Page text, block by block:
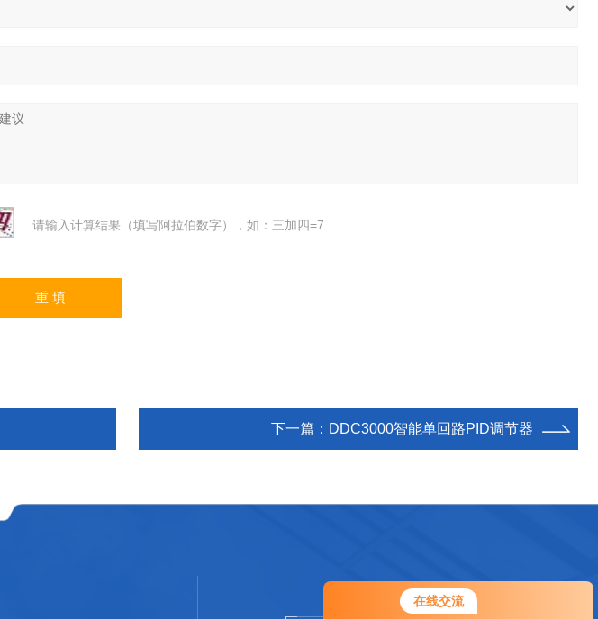
在线交流
请输入计算结果（填写阿拉伯数字），如：三加四=7
下一篇： DDC3000智能单回路PID调节器